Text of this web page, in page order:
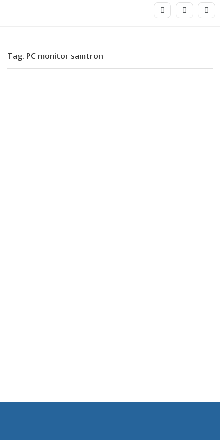
Tag: PC monitor samtron